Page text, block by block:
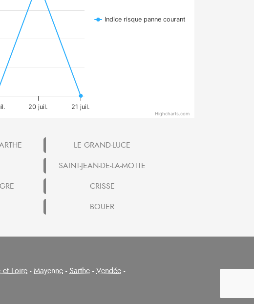
Indice risque panne courant
20 juil. 21 juil.
Highcharts.com
LE GRAND-LUCE
SAINT-JEAN-DE-LA-MOTTE
CRISSE
BOUER
et Loire -Mayenne -Sarthe -Vendée -